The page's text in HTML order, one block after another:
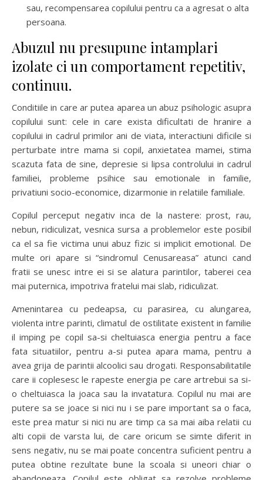
sau, recompensarea copilului pentru ca a agresat o alta
persoana.
Abuzul nu presupune intamplari
izolate ci un comportament repetitiv,
continuu.
Conditiile in care ar putea aparea un abuz psihologic asupra
copilului sunt: cele in care exista dificultati de hranire a
copilului in cadrul primilor ani de viata, interactiuni dificile si
perturbate intre mama si copil, anxietatea mamei, stima
scazuta fata de sine, depresie si lipsa controlului in cadrul
familiei, probleme psihice sau emotionale in familie,
privatiuni socio-economice, dizarmonie in relatiile familiale.
Copilul perceput negativ inca de la nastere: prost, rau,
nebun, ridiculizat, vesnica sursa a problemelor este posibil
ca el sa fie victima unui abuz fizic si implicit emotional. De
multe ori apare si “sindromul Cenusareasa” atunci cand
fratii se unesc intre ei si se alatura parintilor, taberei cea
mai puternica, impotriva fratelui mai slab, ridiculizat.
Amenintarea cu pedeapsa, cu parasirea, cu alungarea,
violenta intre parinti, climatul de ostilitate existent in familie
il imping pe copil sa-si cheltuiasca energia pentru a face
fata situatiilor, pentru a-si putea apara mama, pentru a
avea grija de parintii alcoolici sau drogati. Responsabilitatile
care ii coplesesc le rapeste energia pe care artrebui sa si-
o cheltuiasca la joaca sau la invatatura. Copilul nu mai are
putere sa se joace si nici nu i se pare important sa o faca,
este prea matur si nici nu are timp ca sa mai aiba relatii cu
alti copii de varsta lui, de care oricum se simte diferit in
sens negativ, nu se mai poate concentra suficient pentru a
putea obtine rezultate bune la scoala si uneori chiar o